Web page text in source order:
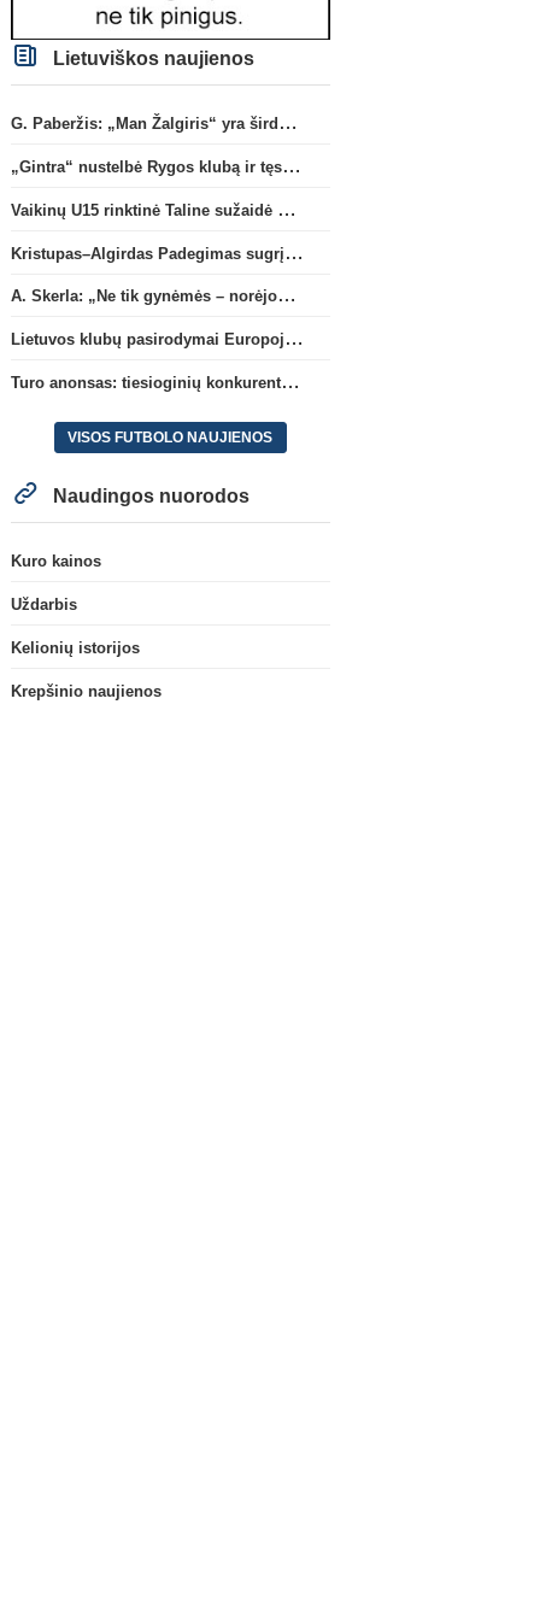
Lietuviškos naujienos
G. Paberžis: „Man Žalgiris“ yra širdyje“
„Gintra“ nustelbė Rygos klubą ir tęs kovas UEFA Europos taurės atrankoje
Vaikinų U15 rinktinė Taline sužaidė pirmąsias kontrolines rungtynes
Kristupas–Algirdas Padegimas sugrįžta į FC „Hegelmann” B sudėtį
A. Skerla: „Ne tik gynėmės – norėjome atakuoti“
Lietuvos klubų pasirodymai Europoje: patirti pralaimėjimai Kroatijos atstovams
Turo anonsas: tiesioginių konkurentų dvikova Gargžduose
VISOS FUTBOLO NAUJIENOS
Naudingos nuorodos
Kuro kainos
Uždarbis
Kelionių istorijos
Krepšinio naujienos